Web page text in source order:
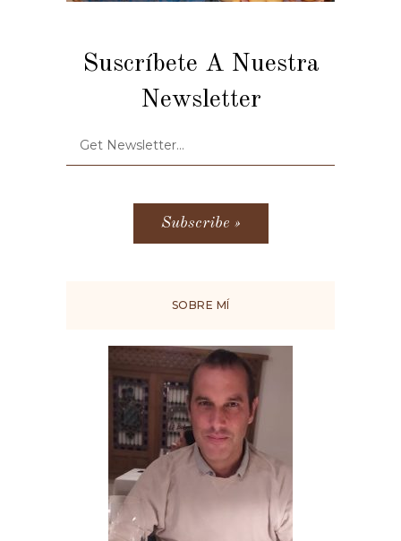
Suscríbete A Nuestra
Newsletter
SOBRE MÍ